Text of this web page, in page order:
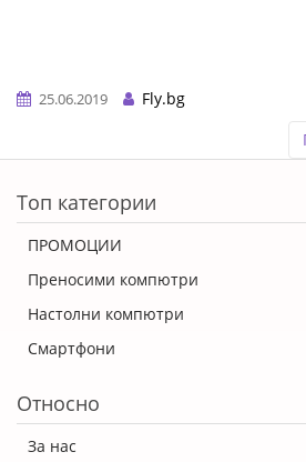
25.06.2019
Fly.bg
Топ категории
ПРОМОЦИИ
Преносими компютри
Настолни компютри
Смартфони
Относно
За нас